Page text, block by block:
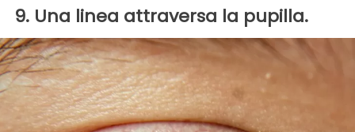
9. Una linea attraversa la pupilla.